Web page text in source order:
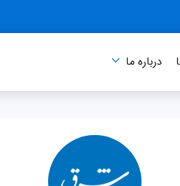
درباره‌ ما